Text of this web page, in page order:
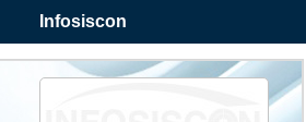
Infosiscon